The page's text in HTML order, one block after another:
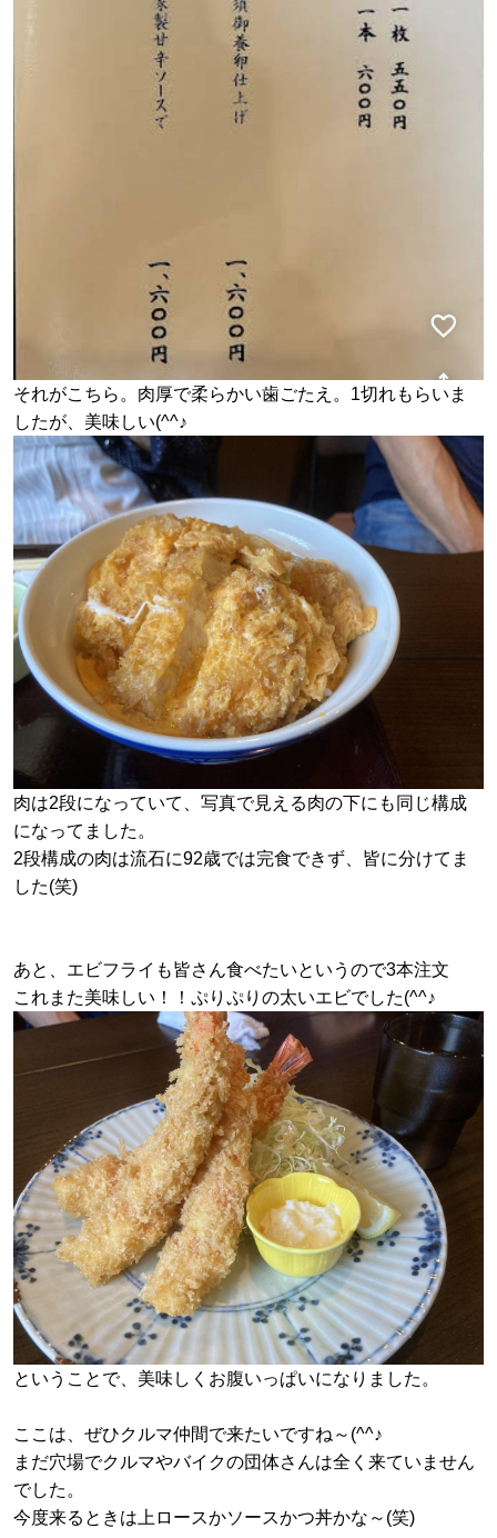
それがこちら。肉厚で柔らかい歯ごたえ。1切れもらいま
したが、美味しい(^^♪
肉は2段になっていて、写真で見える肉の下にも同じ構成
になってました。
2段構成の肉は流石に92歳では完食できず、皆に分けてま
した(笑)
あと、エビフライも皆さん食べたいというので3本注文
これまた美味しい！！ぷりぷりの太いエビでした(^^♪
ということで、美味しくお腹いっぱいになりました。
ここは、ぜひクルマ仲間で来たいですね～(^^♪
まだ穴場でクルマやバイクの団体さんは全く来ていません
でした。
今度来るときは上ロースかソースかつ丼かな～(笑)